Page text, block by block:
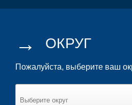
→ ОКРУГ
Пожалуйста, выберите ваш